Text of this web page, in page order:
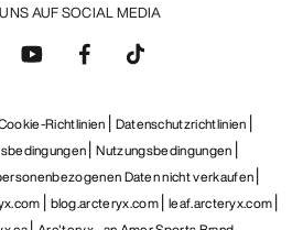
AUF SOCIAL MEDIA
Richtlinien Datenschutzrichtlinien
Nutzungsbedingungen
Daten nicht verkaufen
blog.arcteryx.com leaf.arcteryx.com